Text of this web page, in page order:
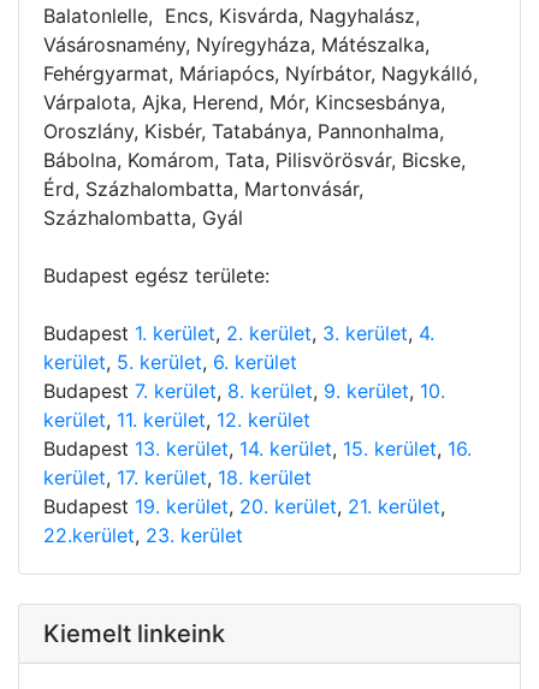
Balatonlelle, Encs, Kisvárda, Nagyhalász,
Vásárosnamény, Nyíregyháza, Mátészalka,
Fehérgyarmat, Máriapócs, Nyírbátor, Nagykálló,
Várpalota, Ajka, Herend, Mór, Kincsesbánya,
Oroszlány, Kisbér, Tatabánya, Pannonhalma,
Bábolna, Komárom, Tata, Pilisvörösvár, Bicske,
Érd, Százhalombatta, Martonvásár,
Százhalombatta, Gyál
Budapest egész területe:
Budapest 1. kerület, 2. kerület, 3. kerület, 4.
kerület, 5. kerület, 6. kerület
Budapest 7. kerület, 8. kerület, 9. kerület, 10.
kerület, 11. kerület, 12. kerület
Budapest 13. kerület, 14. kerület, 15. kerület, 16.
kerület, 17. kerület, 18. kerület
Budapest 19. kerület, 20. kerület, 21. kerület,
22.kerület, 23. kerület
Kiemelt linkeink